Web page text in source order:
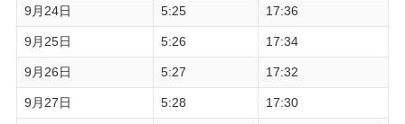
9月24日 5:25 17:36
9月25日 5:26 17:34
9月26日 5:27 17:32
9月27日 5:28 17:30